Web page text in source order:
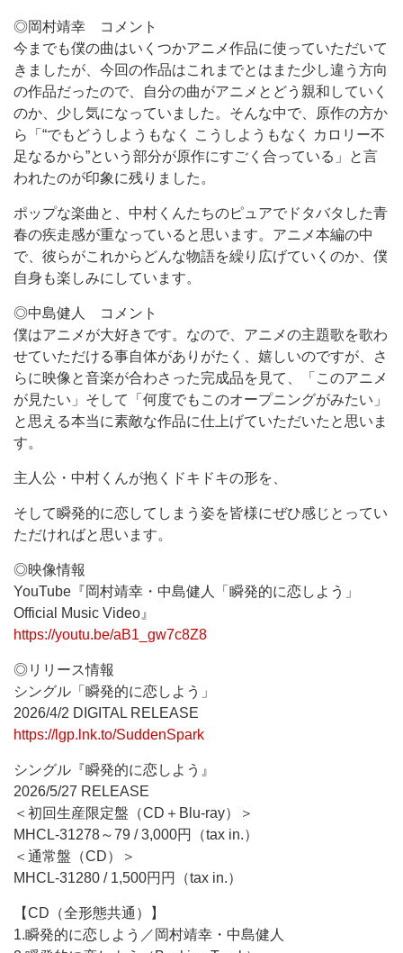
◎岡村靖幸 コメント
今までも僕の曲はいくつかアニメ作品に使っていただいて
きましたが、今回の作品はこれまでとはまた少し違う方向
の作品だったので、自分の曲がアニメとどう親和していく
のか、少し気になっていました。そんな中で、原作の方か
ら「“でもどうしようもなく こうしようもなく カロリー不
足なるから”という部分が原作にすごく合っている」と言
われたのが印象に残りました。
ポップな楽曲と、中村くんたちのピュアでドタバタした青
春の疾走感が重なっていると思います。アニメ本編の中
で、彼らがこれからどんな物語を繰り広げていくのか、僕
自身も楽しみにしています。
◎中島健人 コメント
僕はアニメが大好きです。なので、アニメの主題歌を歌わ
せていただける事自体がありがたく、嬉しいのですが、さ
らに映像と音楽が合わさった完成品を見て、「このアニメ
が見たい」そして「何度でもこのオープニングがみたい」
と思える本当に素敵な作品に仕上げていただいたと思いま
す。
主人公・中村くんが抱くドキドキの形を、
そして瞬発的に恋してしまう姿を皆様にぜひ感じとってい
ただければと思います。
◎映像情報
YouTube『岡村靖幸・中島健人「瞬発的に恋しよう」
Official Music Video』
https://youtu.be/aB1_gw7c8Z8
◎リリース情報
シングル「瞬発的に恋しよう」
2026/4/2 DIGITAL RELEASE
https://lgp.lnk.to/SuddenSpark
シングル『瞬発的に恋しよう』
2026/5/27 RELEASE
＜初回生産限定盤（CD＋Blu-ray）＞
MHCL-31278～79 / 3,000円（tax in.）
＜通常盤（CD）＞
MHCL-31280 / 1,500円円（tax in.）
【CD（全形態共通）】
1.瞬発的に恋しよう／岡村靖幸・中島健人